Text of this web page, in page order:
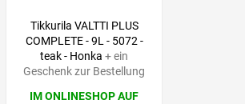
Tikkurila VALTTI PLUS
COMPLETE - 9L - 5072 -
teak - Honka+ ein
Geschenk zur Bestellung
IM ONLINESHOP AUF